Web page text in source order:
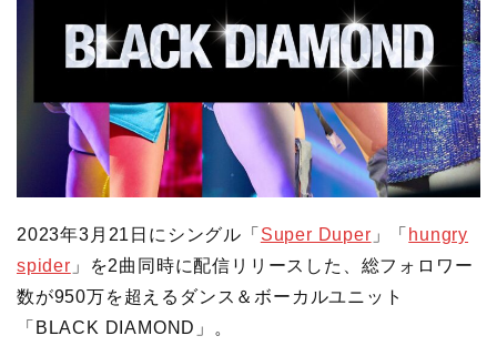
2023年3月21日にシングル「 Super Duper 」「 hungry
spider 」を2曲同時に配信リリースした、総フォロワー
数が950万を超えるダンス＆ボーカルユニット
「BLACK DIAMOND」。